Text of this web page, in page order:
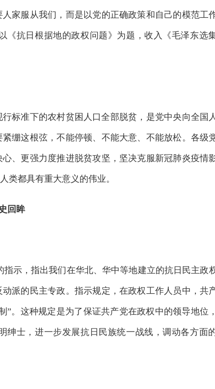
家服从我们，而是以党的正确政策和自己的模范工
抗日根据地的政权问题》为题，收入《毛泽东选
准下的农村贫困人口全部脱贫，是党中央向全国
绷这根弦，不能停顿、不能大意、不能放松。各级
、更强力度推进脱贫攻坚，坚决克服新冠肺炎疫情
类都具有重大意义的伟业。
回眸
，指出我们在华北、华中等地建立的抗日民主政
派的民主专政。指示规定，在政权工作人员中，共
。这种规定是为了保证共产党在政权中的领导地位
士，进一步发展抗日民族统一战线，调动各方面